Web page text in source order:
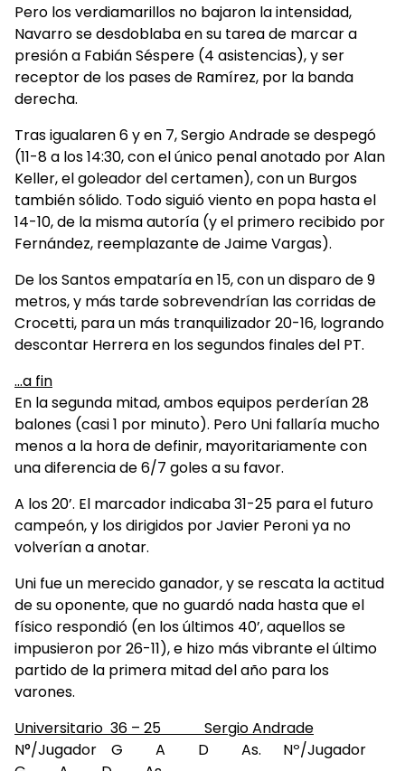
Pero los verdiamarillos no bajaron la intensidad,
Navarro se desdoblaba en su tarea de marcar a
presión a Fabián Séspere (4 asistencias), y ser
receptor de los pases de Ramírez, por la banda
derecha.
Tras igualaren 6 y en 7, Sergio Andrade se despegó
(11-8 a los 14:30, con el único penal anotado por Alan
Keller, el goleador del certamen), con un Burgos
también sólido. Todo siguió viento en popa hasta el
14-10, de la misma autoría (y el primero recibido por
Fernández, reemplazante de Jaime Vargas).
De los Santos empataría en 15, con un disparo de 9
metros, y más tarde sobrevendrían las corridas de
Crocetti, para un más tranquilizador 20-16, logrando
descontar Herrera en los segundos finales del PT.
…a fin
En la segunda mitad, ambos equipos perderían 28
balones (casi 1 por minuto). Pero Uni fallaría mucho
menos a la hora de definir, mayoritariamente con
una diferencia de 6/7 goles a su favor.
A los 20’. El marcador indicaba 31-25 para el futuro
campeón, y los dirigidos por Javier Peroni ya no
volverían a anotar.
Uni fue un merecido ganador, y se rescata la actitud
de su oponente, que no guardó nada hasta que el
físico respondió (en los últimos 40’, aquellos se
impusieron por 26-11), e hizo más vibrante el último
partido de la primera mitad del año para los
varones.
Universitario 36 – 25 Sergio Andrade
N°/Jugador G A D As. Nº/Jugador